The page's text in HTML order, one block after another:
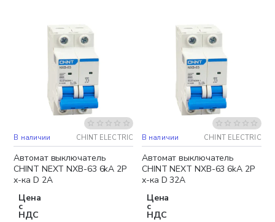
В наличии CHINT ELECTRIC
Автомат выключатель
CHINT NEXT NXB-63 6kA 2P
х-ка D 2A
Цена
с
НДС
В наличии CHINT ELECTRIC
Автомат выключатель
CHINT NEXT NXB-63 6kA 2P
х-ка D 32A
Цена
с
НДС